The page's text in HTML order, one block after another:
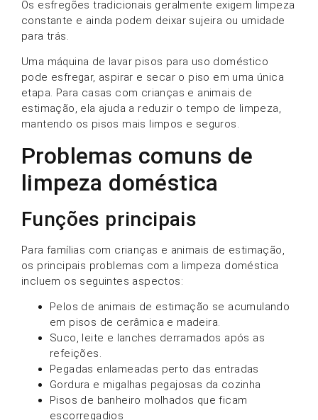
Os esfregões tradicionais geralmente exigem limpeza
constante e ainda podem deixar sujeira ou umidade
para trás.
Uma máquina de lavar pisos para uso doméstico
pode esfregar, aspirar e secar o piso em uma única
etapa. Para casas com crianças e animais de
estimação, ela ajuda a reduzir o tempo de limpeza,
mantendo os pisos mais limpos e seguros.
Problemas comuns de
limpeza doméstica
Funções principais
Para famílias com crianças e animais de estimação,
os principais problemas com a limpeza doméstica
incluem os seguintes aspectos:
Pelos de animais de estimação se acumulando
em pisos de cerâmica e madeira.
Suco, leite e lanches derramados após as
refeições.
Pegadas enlameadas perto das entradas
Gordura e migalhas pegajosas da cozinha
Pisos de banheiro molhados que ficam
escorregadios